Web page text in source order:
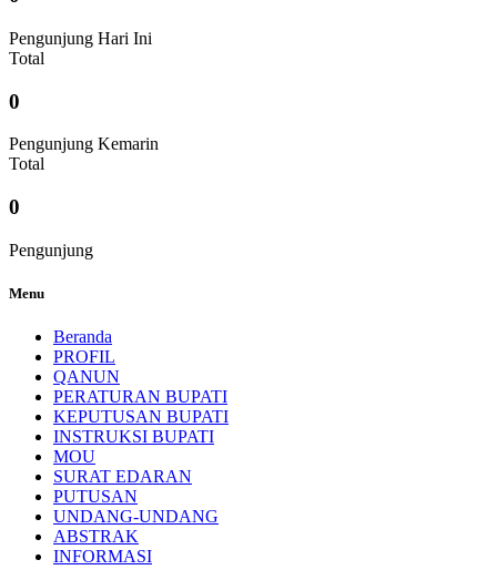
Pengunjung Hari Ini
Total
0
Pengunjung Kemarin
Total
0
Pengunjung
Menu
Beranda
PROFIL
QANUN
PERATURAN BUPATI
KEPUTUSAN BUPATI
INSTRUKSI BUPATI
MOU
SURAT EDARAN
PUTUSAN
UNDANG-UNDANG
ABSTRAK
INFORMASI